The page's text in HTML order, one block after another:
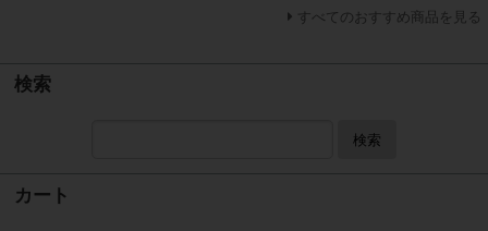
すべてのおすすめ商品を見る
検索
検索
カート